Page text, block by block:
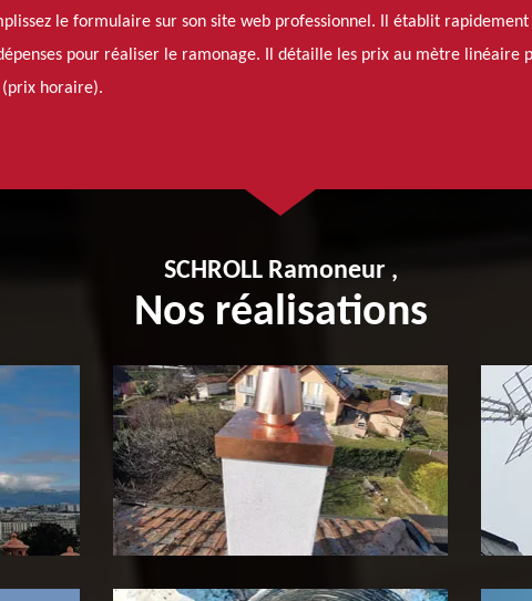
le formulaire sur son site web professionnel. Il établit
pour réaliser le ramonage. Il détaille les prix au mètre linéaire
horaire).
SCHROLL Ramoneur ,
Nos réalisations
Pose de tubage de cheminée
65